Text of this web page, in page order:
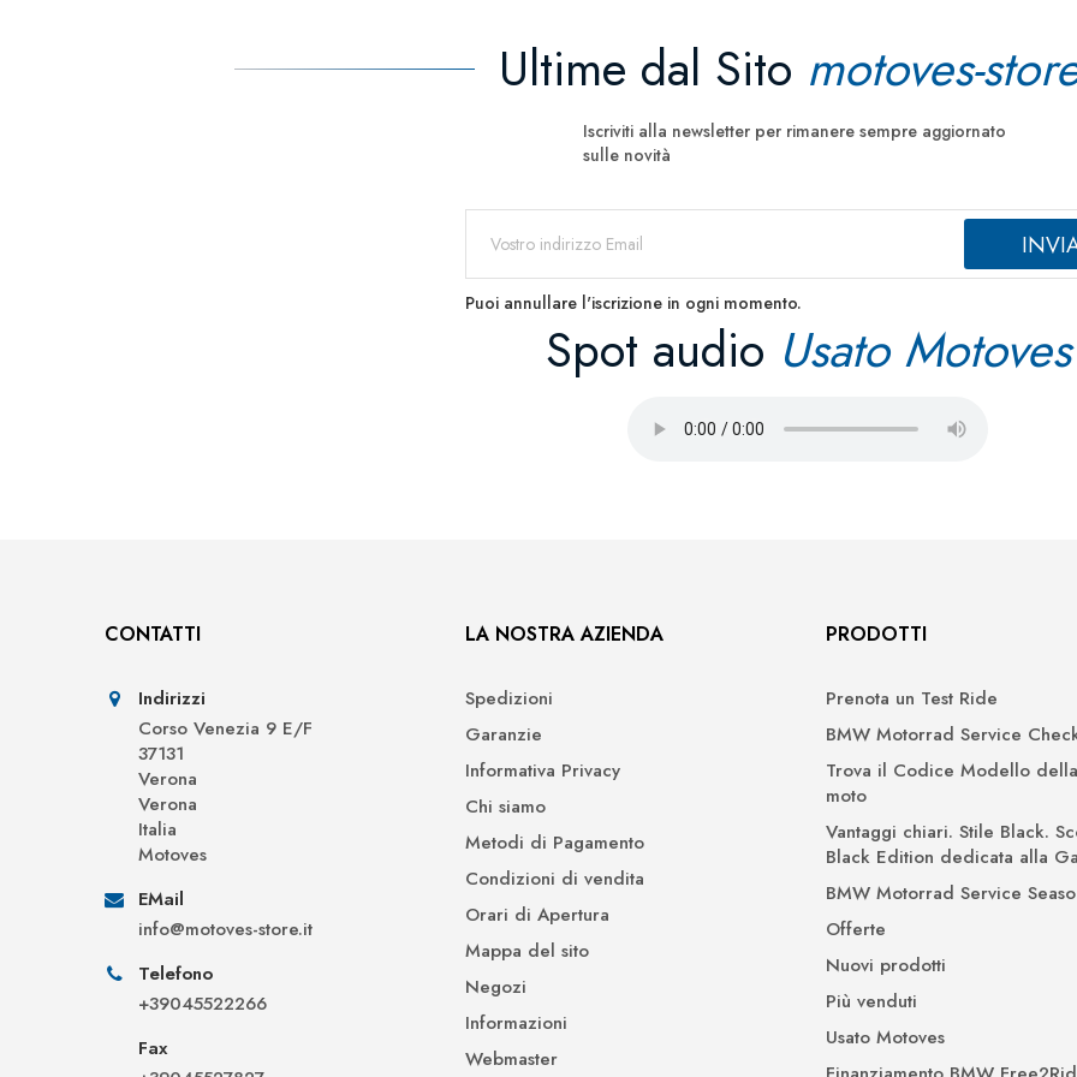
Ultime dal Sito motoves-
Iscriviti alla newsletter per rimanere sempre aggiornato
sulle novità
Puoi annullare l'iscrizione in ogni momento.
Spot audio Usato Motoves
CONTATTI
Indirizzi
Corso Venezia 9 E/F
37131
Verona
Verona
Italia
Motoves
EMail
info@motoves-store.it
Telefono
+39045522266
Fax
LA NOSTRA AZIENDA
Spedizioni
Garanzie
Informativa Privacy
Chi siamo
Metodi di Pagamento
Condizioni di vendita
Orari di Apertura
Mappa del sito
Negozi
Informazioni
Webmaster
PRODOTTI
Prenota un Test Ride
BMW Motorrad Service
Trova il Codice Modello
moto
Vantaggi chiari. Stile Black.
Black Edition dedicata alla
BMW Motorrad Service
Offerte
Nuovi prodotti
Più venduti
Usato Motoves